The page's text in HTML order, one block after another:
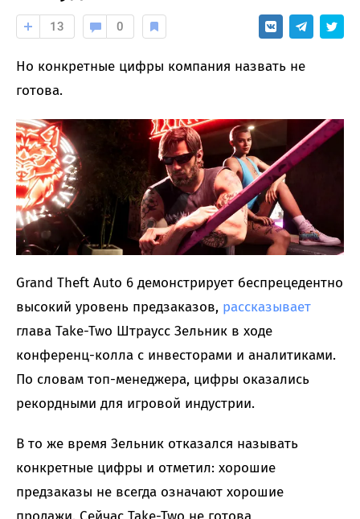
13 0
Но конкретные цифры компания назвать не
готова.
Grand Theft Auto 6 демонстрирует беспрецедентно
высокий уровень предзаказов, рассказывает
глава Take-Two Штраусс Зельник в ходе
конференц-колла с инвесторами и аналитиками.
По словам топ-менеджера, цифры оказались
рекордными для игровой индустрии.
В то же время Зельник отказался называть
конкретные цифры и отметил: хорошие
предзаказы не всегда означают хорошие